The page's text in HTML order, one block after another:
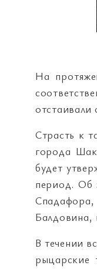
На
отстаивали
Страсть к
города
будет
период. Об
Балдовина,
В течении
рыцарские